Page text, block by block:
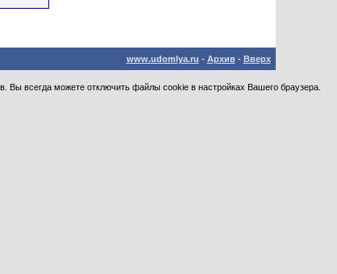
www.udomlya.ru - Архив- Вверх
всегда можете отключить файлы cookie в настройках Вашего браузера.